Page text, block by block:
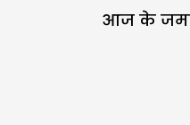
आज के